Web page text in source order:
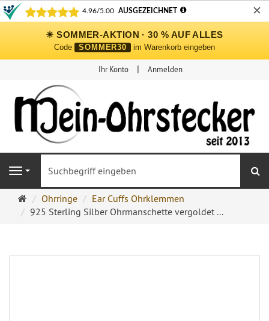
✕
☀ SOMMER-AKTION · 30 % AUF ALLES
Code SOMMER30 im Warenkorb eingeben
Ihr Konto Anmelden
Navigation
Ohrringe
Ohrstecker
Ohrringe
Ear Cuffs Ohrklemmen
925 Sterling Silber Ohrmanschette vergoldet ...